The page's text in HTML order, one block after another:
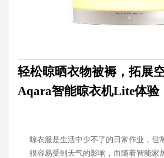
轻松晾晒衣物被褥，拓展
Aqara智能晾衣机Lite体验
晾衣服是生活中少不了的日常作业，但
很容易受到天气的影响，而随着智能家